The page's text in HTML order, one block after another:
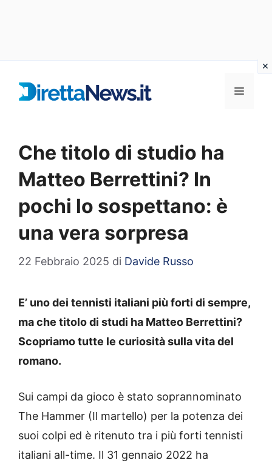
Menu
Che titolo di studio ha
Matteo Berrettini? In
pochi lo sospettano: è
una vera sorpresa
22 Febbraio 2025 di Davide Russo
E’ uno dei tennisti italiani più forti di sempre,
ma che titolo di studi ha Matteo Berrettini?
Scopriamo tutte le curiosità sulla vita del
romano.
Sui campi da gioco è stato soprannominato
The Hammer (Il martello) per la potenza dei
suoi colpi ed è ritenuto tra i più forti tennisti
italiani all-time. Il 31 gennaio 2022 ha